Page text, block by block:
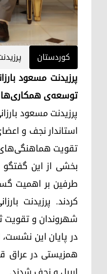
کوردستان
پرزیدنت مسعود
توسعه‌ی همکاری‌ها
استاندار نجف و
تقویت
بخشی از این
طرفین بر اهمیت
کردند. پرزیدنت
شهروندان و تقویت
در پایان این
همزیستی در عراق